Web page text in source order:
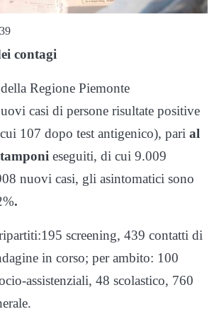
contagi
Regione Piemonte
casi di persone risultate positive
107 dopo test antigenico), pari al
eseguiti, di cui 9.009
nuovi casi, gli asintomatici sono
.
screening, 439 contatti di
in corso; per ambito: 100
assistenziali, 48 scolastico, 760